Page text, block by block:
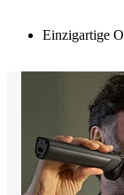
Einzigartige